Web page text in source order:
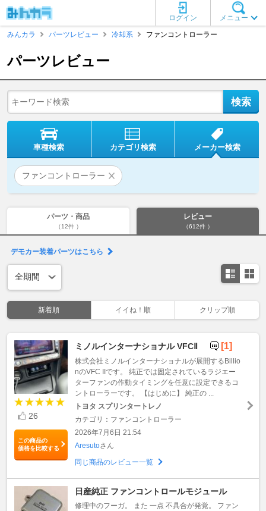
メニュー
ログイン
みんカラ
パーツレビュー 冷却系 ファンコントローラー
パーツレビュー
車種検索 カテゴリ検索 メーカー検索
ファンコントローラー
パーツ・商品
（12件 ）
レビュー
（612件 ）
デモカー装着パーツはこちら
新着順 イイね！順 クリップ順
26
この商品の
価格を比較する
ミノルインターナショナル VFCⅡ [1]
株式会社ミノルインターナショナルが展開するBillio
nのVFC IIです。 純正では固定されているラジエー
ターファンの作動タイミングを任意に設定できるコ
ントローラーです。 【はじめに】 純正の ...
トヨタ スプリンタートレノ
カテゴリ：ファンコントローラー
2026年7月6日 21:54
Aresutoさん
同じ商品のレビュー一覧
日産純正 ファンコントロールモジュール
修理中のフーガ。 また 一点 不具合が発覚。 ファン